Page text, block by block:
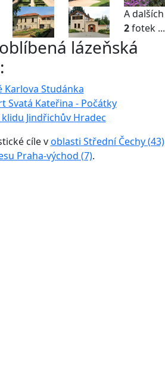
A dalších
2fotek ...
lázeňská
Karlova Studánka
Svatá Kateřina - Počátky
Jindřichův Hradec
cíle voblasti Střední Čechy (43)
Praha-východ (7).